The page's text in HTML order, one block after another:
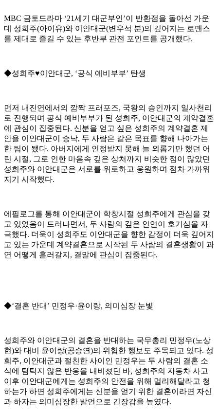
MBC 금토드라마 ‘21세기 대군부인’이 반환점을 돌아선 가운
데 성희주(아이유)와 이안대군(변우석 분)의 깊어지는 로맨스
를 제대로 즐길 수 있는 후반부 관전 포인트를 공개했다.
◆성희주♥이안대군, ‘공식 예비부부’ 탄생
먼저 내진연에서의 깜짝 프러포즈, 국왕의 승인까지 일사천리
로 진행되며 공식 예비부부가 된 성희주, 이안대군의 계약결혼
에 관심이 집중된다. 신분을 얻고 싶은 성희주의 계약결혼 제
안을 이안대군이 승낙, 두 사람은 같은 목표를 향해 나아가는
한 팀이 됐다. 아버지에게 인정받지 못해 늘 외롭기만 했던 어
린 시절, 그로 인한 마음속 깊은 상처까지 비슷한 점이 많았던
성희주와 이안대군은 서로를 위로하고 응원하며 점차 가까워
지기 시작했다.
에필로그를 통해 이안대군이 학창시절 성희주에게 관심을 갖
고 있었음이 드러나면서, 두 사람의 깊은 인연이 호기심을 자
극했다. 더욱이 성희주도 이안대군을 향한 감정이 더욱 깊어지
고 있는 가운데 계약결혼으로 시작된 두 사람의 결혼생활이 과
연 어떻게 흘러갈지, 결말에 관심이 집중된다.
◆‘결혼 반대’ 민정우·윤이랑, 의미심장 눈빛
성희주와 이안대군의 결혼을 반대하는 국무총리 민정우(노상
현)와 대비 윤이랑(공승연)의 위험한 행보도 주목되고 있다. 성
희주, 이안대군과 절친한 사이인 민정우는 두 사람의 결혼 소
식에 탐탁지 않은 반응을 내비쳤던 바, 성희주의 자동차 사고
이후 이안대군에게는 성희주의 안전을 위해 멀리해달라고 청
하는가 하면 성희주에게는 신분을 얻기 위한 결혼이라면 자신
과 하자는 의미심장한 발언으로 긴장감을 높였다.